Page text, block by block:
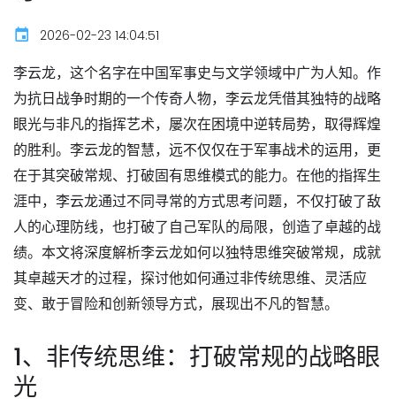
2026-02-23 14:04:51
李云龙，这个名字在中国军事史与文学领域中广为人知。作
为抗日战争时期的一个传奇人物，李云龙凭借其独特的战略
眼光与非凡的指挥艺术，屡次在困境中逆转局势，取得辉煌
的胜利。李云龙的智慧，远不仅仅在于军事战术的运用，更
在于其突破常规、打破固有思维模式的能力。在他的指挥生
涯中，李云龙通过不同寻常的方式思考问题，不仅打破了敌
人的心理防线，也打破了自己军队的局限，创造了卓越的战
绩。本文将深度解析李云龙如何以独特思维突破常规，成就
其卓越天才的过程，探讨他如何通过非传统思维、灵活应
变、敢于冒险和创新领导方式，展现出不凡的智慧。
1、非传统思维：打破常规的战略眼
光